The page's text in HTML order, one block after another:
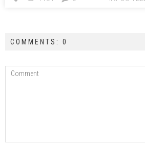
COMMENTS: 0